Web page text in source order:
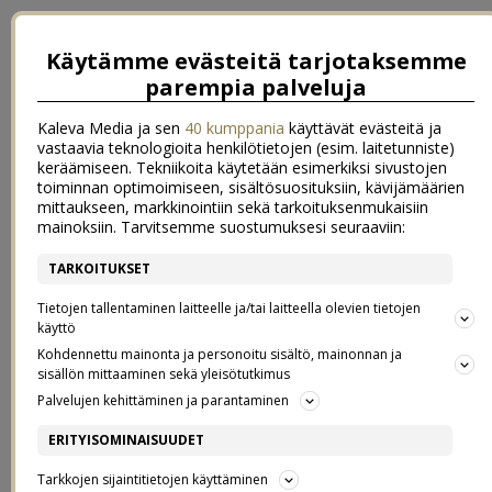
Hitaita aamuja ja hyviä päiviä
UUDEN ARJEN OPETTELUA
06.9.2017
Käytämme evästeitä tarjotaksemme
parempia palveluja
Kaleva Media ja sen 40 kumppania käyttävät evästeitä ja
vastaavia teknologioita henkilötietojen (esim. laitetunniste)
keräämiseen. Tekniikoita käytetään esimerkiksi sivustojen
toiminnan optimoimiseen, sisältösuosituksiin, kävijämäärien
mittaukseen, markkinointiin sekä tarkoituksenmukaisiin
mainoksiin. Tarvitsemme suostumuksesi seuraaviin:
TARKOITUKSET
Tietojen tallentaminen laitteelle ja/tai laitteella olevien tietojen
käyttö
Kohdennettu mainonta ja personoitu sisältö, mainonnan ja
sisällön mittaaminen sekä yleisötutkimus
Palvelujen kehittäminen ja parantaminen
ERITYISOMINAISUUDET
Tarkkojen sijaintitietojen käyttäminen